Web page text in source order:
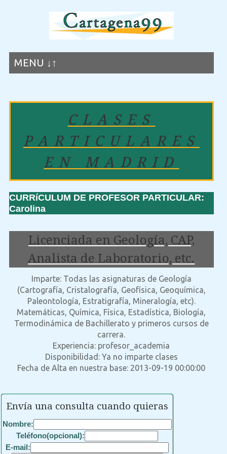
MENU ↓↑
CLASES
PARTICULARES
EN MADRID
CURRíCULUM DE PROFESOR PARTICULAR:
Carolina
Licenciada en Geología, CAP,
Analista de Laboratorio, etc.
Imparte: Todas las asignaturas de Geología
(Cartografía, Cristalografía, Geofísica, Geoquímica,
Paleontología, Estratigrafía, Mineralogía, etc).
Matemáticas, Química, Física, Estadística, Biología,
Termodinámica de Bachillerato y primeros cursos de
carrera.
Experiencia: profesor_academia
Disponibilidad: Ya no imparte clases
Fecha de Alta en nuestra base: 2013-09-19 00:00:00
Envía una consulta cuando quieras
Nombre:
Teléfono(opcional):
E-mail: